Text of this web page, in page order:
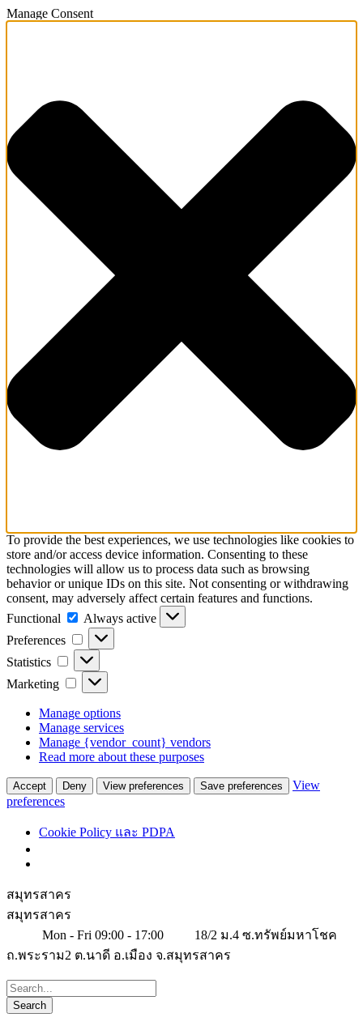
Manage Consent
To provide the best experiences, we use technologies like cookies to
store and/or access device information. Consenting to these
technologies will allow us to process data such as browsing
behavior or unique IDs on this site. Not consenting or withdrawing
consent, may adversely affect certain features and functions.
Functional
Functional
Always active
Preferences
Preferences
Statistics Statistics
Marketing Marketing
Manage options
Manage services
Manage {vendor_count} vendors
Read more about these purposes
Accept Deny View preferences Save preferences
View
preferences
Cookie Policy และ PDPA
สมุทรสาคร
สมุทรสาคร
Mon - Fri 09:00 - 17:00
18/2 ม.4 ซ.ทรัพย์มหาโชค
ถ.พระราม2 ต.นาดี อ.เมือง จ.สมุทรสาคร